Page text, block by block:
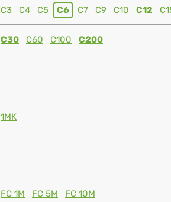
C3 C4 C5 C6 C7 C9 C10 C12
C30 C60 C100 C200
1MK
FC 1M FC 5M FC 10M